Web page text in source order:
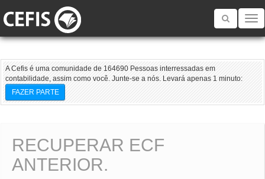
Toggle
A Cefis é uma comunidade de 164690 Pessoas interressadas em
contabilidade, assim como você. Junte-se a nós. Levará apenas 1 minuto:
FAZER PARTE
RECUPERAR ECF
ANTERIOR.